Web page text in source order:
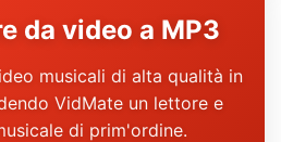
da video a MP3
musicali di alta qualità in
VidMate un lettore e
di prim'ordine.